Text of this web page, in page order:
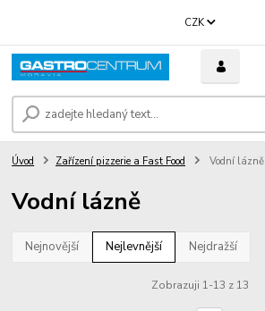
CZK
Úvod Zařízení pizzerie a Fast Food Vodní lázně
Vodní lázně
Nejnovější Nejlevnější Nejdražší
Zobrazuji 1-13 z 13